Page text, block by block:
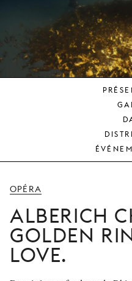
OPÉRA
ALBERICH
GOLDEN
LOVE.